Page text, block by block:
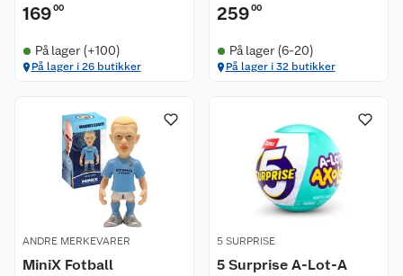
16900
På lager (+100)
På lager i 26 butikker
25900
På lager (6-20)
På lager i 32 butikker
ANDRE MERKEVARER
MiniX Fotball
5 SURPRISE
5 Surprise A-Lot-A